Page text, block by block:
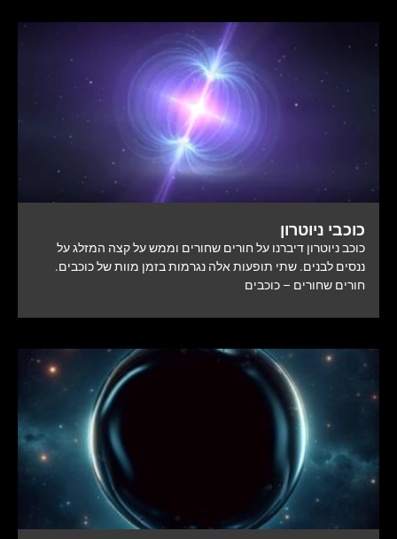
כוכבי ניוטרון
כוכב ניוטרון דיברנו על חורים שחורים וממש על קצה המזלג על
ננסים לבנים. שתי תופעות אלה נגרמות בזמן מוות של כוכבים.
חורים שחורים – כוכבים